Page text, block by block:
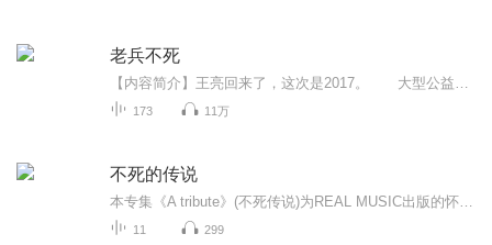
老兵不死
173 11万
不死的传说
11 299